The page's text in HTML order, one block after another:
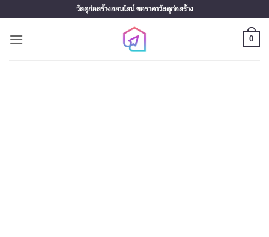
to
content
วัสดุก่อสร้างออนไลน์ ขอราคาวัสดุก่อสร้าง
0